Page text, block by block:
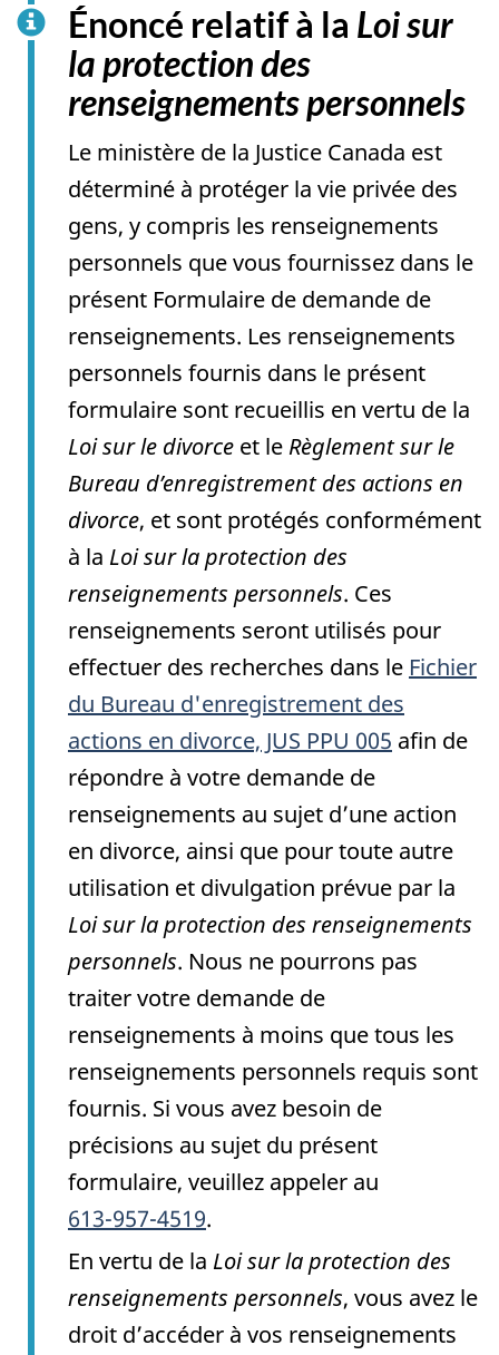
Énoncé relatif à la Loi sur
la protection des
renseignements personnels
Le ministère de la Justice Canada est
déterminé à protéger la vie privée des
gens, y compris les renseignements
personnels que vous fournissez dans le
présent Formulaire de demande de
renseignements. Les renseignements
personnels fournis dans le présent
formulaire sont recueillis en vertu de la
Loi sur le divorce et le Règlement sur le
Bureau d’enregistrement des actions en
divorce, et sont protégés conformément
à la Loi sur la protection des
renseignements personnels. Ces
renseignements seront utilisés pour
effectuer des recherches dans le Fichier
du Bureau d'enregistrement des
actions en divorce, JUS PPU 005 afin de
répondre à votre demande de
renseignements au sujet d’une action
en divorce, ainsi que pour toute autre
utilisation et divulgation prévue par la
Loi sur la protection des renseignements
personnels. Nous ne pourrons pas
traiter votre demande de
renseignements à moins que tous les
renseignements personnels requis sont
fournis. Si vous avez besoin de
précisions au sujet du présent
formulaire, veuillez appeler au
613-957-4519.
En vertu de la Loi sur la protection des
renseignements personnels, vous avez le
droit d’accéder à vos renseignements